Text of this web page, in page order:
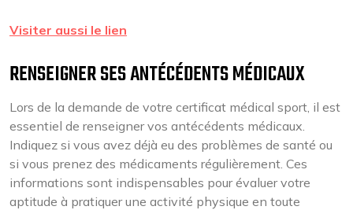
Visiter aussi le lien
RENSEIGNER SES ANTÉCÉDENTS MÉDICAUX
Lors de la demande de votre certificat médical sport, il est
essentiel de renseigner vos antécédents médicaux.
Indiquez si vous avez déjà eu des problèmes de santé ou
si vous prenez des médicaments régulièrement. Ces
informations sont indispensables pour évaluer votre
aptitude à pratiquer une activité physique en toute